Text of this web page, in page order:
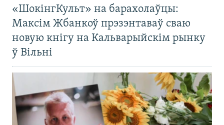
«ШокінгКульт» на барахолаўцы:
Максім Жбанкоў прэзэнтаваў сваю
новую кнігу на Кальварыйскім рынку
ў Вільні